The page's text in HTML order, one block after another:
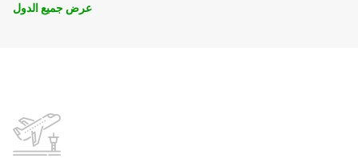
عرض جميع الدول